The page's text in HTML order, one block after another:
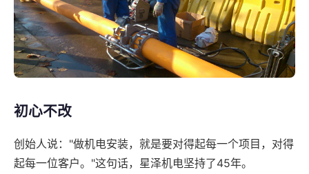
初心不改
创始人说："做机电安装，就是要对得起每一个项目，对得
起每一位客户。"这句话，星泽机电坚持了45年。